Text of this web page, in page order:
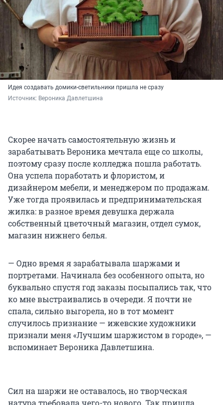
Идея создавать домики-светильники пришла не сразу
Источник: Вероника Давлетшина
Скорее начать самостоятельную жизнь и
зарабатывать Вероника мечтала еще со школы,
поэтому сразу после колледжа пошла работать.
Она успела поработать и флористом, и
дизайнером мебели, и менеджером по продажам.
Уже тогда проявилась и предпринимательская
жилка: в разное время девушка держала
собственный цветочный магазин, отдел сумок,
магазин нижнего белья.
— Одно время я зарабатывала шаржами и
портретами. Начинала без особенного опыта, но
буквально спустя год заказы посыпались так, что
ко мне выстраивались в очереди. Я почти не
спала, сильно выгорела, но в тот момент
случилось признание — ижевские художники
признали меня «Лучшим шаржистом в городе», —
вспоминает Вероника Давлетшина.
Сил на шаржи не оставалось, но творческая
натура требовала чего-то нового. Так пришла